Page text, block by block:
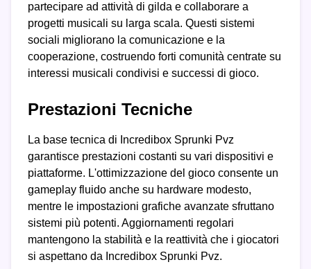
partecipare ad attività di gilda e collaborare a
progetti musicali su larga scala. Questi sistemi
sociali migliorano la comunicazione e la
cooperazione, costruendo forti comunità centrate su
interessi musicali condivisi e successi di gioco.
Prestazioni Tecniche
La base tecnica di Incredibox Sprunki Pvz
garantisce prestazioni costanti su vari dispositivi e
piattaforme. L'ottimizzazione del gioco consente un
gameplay fluido anche su hardware modesto,
mentre le impostazioni grafiche avanzate sfruttano
sistemi più potenti. Aggiornamenti regolari
mantengono la stabilità e la reattività che i giocatori
si aspettano da Incredibox Sprunki Pvz.